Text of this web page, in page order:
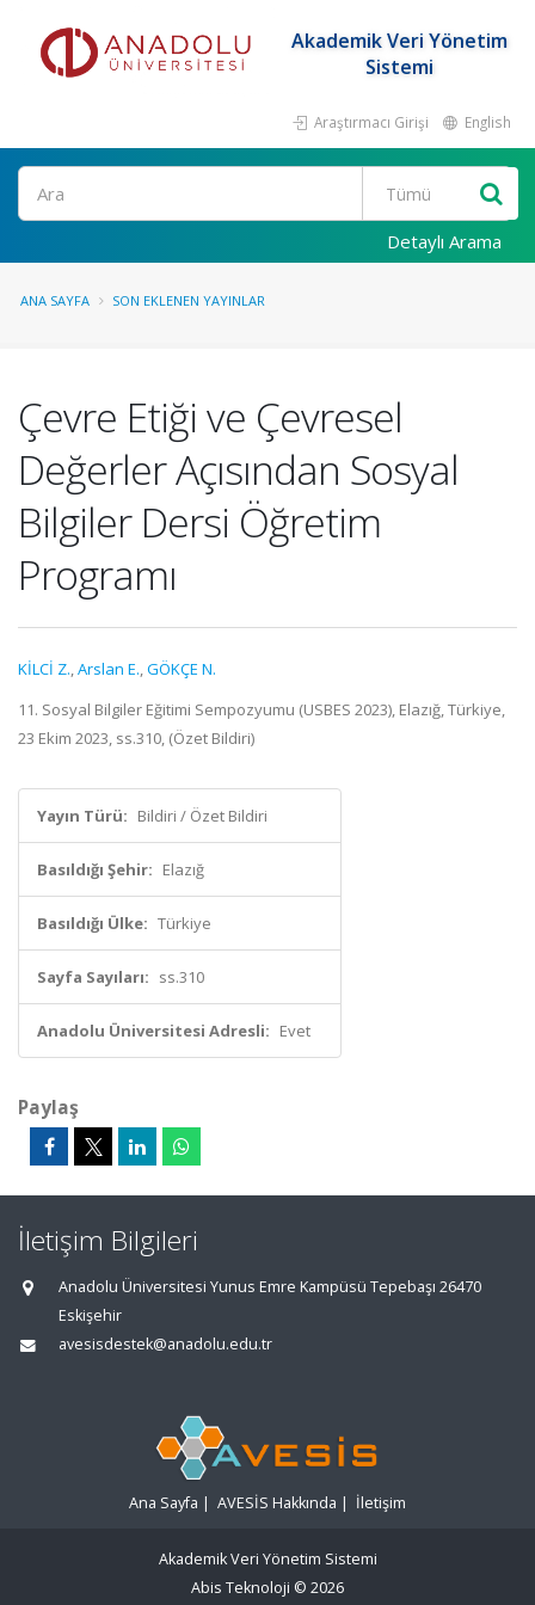
Akademik Veri Yönetim
Sistemi
Araştırmacı Girişi English
Ara
Detaylı Arama
ANA SAYFA SON EKLENEN YAYINLAR
Çevre Etiği ve Çevresel
Değerler Açısından Sosyal
Bilgiler Dersi Öğretim
Programı
KİLCİ Z.,Arslan E.,GÖKÇE N.
11. Sosyal Bilgiler Eğitimi Sempozyumu (USBES 2023), Elazığ, Türkiye,
23 Ekim 2023, ss.310, (Özet Bildiri)
Yayın Türü: Bildiri / Özet Bildiri
Basıldığı Şehir: Elazığ
Basıldığı Ülke: Türkiye
Sayfa Sayıları: ss.310
Anadolu Üniversitesi Adresli: Evet
Paylaş
İletişim Bilgileri
Anadolu Üniversitesi Yunus Emre Kampüsü Tepebaşı 26470
Eskişehir
avesisdestek@anadolu.edu.tr
Ana Sayfa | AVESİS Hakkında | İletişim
Akademik Veri Yönetim Sistemi
Abis Teknoloji © 2026